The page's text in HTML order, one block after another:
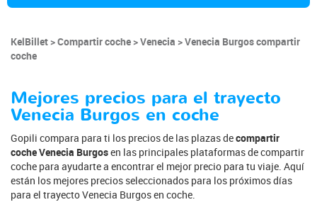
KelBillet Compartir coche Venecia
Venecia Burgos compartir
coche
Mejores precios para el trayecto
Venecia Burgos en coche
Gopili compara para ti los precios de las plazas decompartir
coche Venecia Burgosen las principales plataformas de compartir
coche para ayudarte a encontrar el mejor precio para tu viaje. Aquí
están los mejores precios seleccionados para los próximos días
para el trayecto Venecia Burgos en coche.